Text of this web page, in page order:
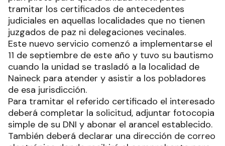
tramitar los certificados de antecedentes
judiciales en aquellas localidades que no tienen
juzgados de paz ni delegaciones vecinales.
Este nuevo servicio comenzó a implementarse el
11 de septiembre de este año y tuvo su bautismo
cuando la unidad se trasladó a la localidad de
Naineck para atender y asistir a los pobladores
de esa jurisdicción.
Para tramitar el referido certificado el interesado
deberá completar la solicitud, adjuntar fotocopia
simple de su DNI y abonar el arancel establecido.
También deberá declarar una dirección de correo